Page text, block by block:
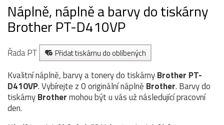
Náplně, náplně a barvy do tiskárny
Brother PT-D410VP
Řada PT Přidat tiskárnu do oblíbených
Kvalitní náplně, barvy a tonery do tiskárnyBrother PT-
D410VP. Vybírejte z 0 originální náplně Brother. Barvy do
tiskárnyBrothermohou být u vás už následující pracovní
den.